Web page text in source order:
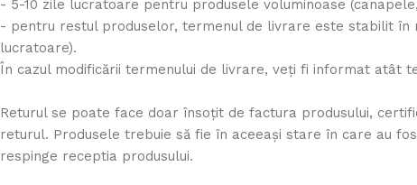
- 5-10 zile lucratoare pentru produsele voluminoase
- pentru restul produselor, termenul de livrare este stabilit în
lucratoare).
În cazul modificării termenului de livrare, veți fi informat atât
Returul se poate face doar însoţit de factura produsului,
returul. Produsele trebuie să fie în aceeași stare în care au
respinge receptia produsului.